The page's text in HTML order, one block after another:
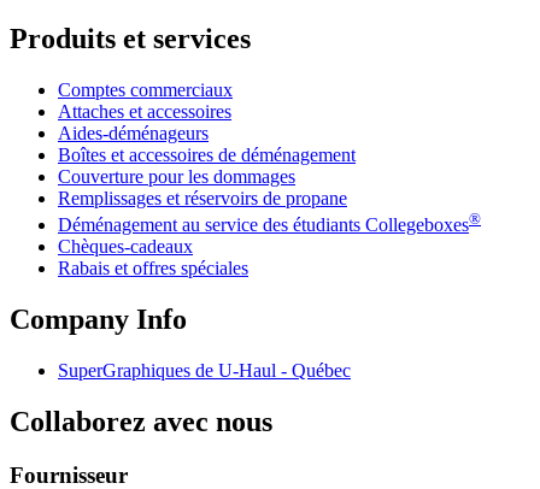
Produits et services
Comptes commerciaux
Attaches et accessoires
Aides-déménageurs
Boîtes et accessoires de déménagement
Couverture pour les dommages
Remplissages et réservoirs de propane
Déménagement au service des étudiants Collegeboxes®
Chèques-cadeaux
Rabais et offres spéciales
Company Info
SuperGraphiques de U-Haul - Québec
Collaborez avec nous
Fournisseur